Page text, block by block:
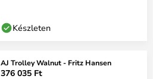
Készleten
AJ Trolley Walnut - Fritz Hansen
376 035 Ft